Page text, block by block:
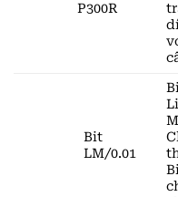
P300R
Bit
LM/0.01